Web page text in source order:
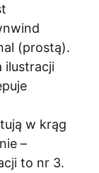
(prostą).
ilustracji
w krąg
–
to nr 3.